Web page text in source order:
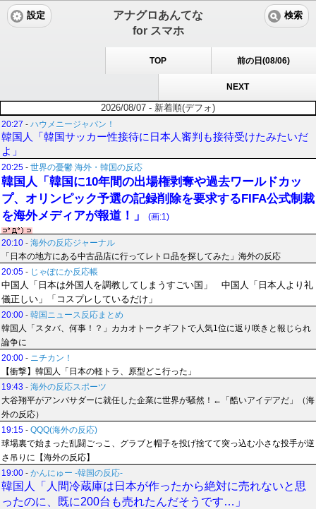
アナグロあんてな
for スマホ
設定 検索
TOP 前の日(08/06)
NEXT
2026/08/07 - 新着順(デフォ)
20:27 - ハウメニージャパン！
韓国人「韓国サッカー性接待に日本人審判も接待受けたみたいだ
よ」
20:25 - 世界の憂鬱 海外・韓国の反応
韓国人「韓国に10年間の出場権剥奪や過去ワールドカッ
プ、オリンピック予選の記録削除を要求するFIFA公式制裁
を海外メディアが報道！」
(画:1)
20:10 - 海外の反応ジャーナル
「日本の地方にある中古品店に行ってレトロ品を探してみた」海外の反応
20:05 - じゃぽにか反応帳
中国人「日本は外国人を調教してしまうすごい国」 中国人「日本人より礼
儀正しい」「コスプレしているだけ」
20:00 - 韓国ニュース反応まとめ
韓国人「スタバ、何事！？」カカオトークギフトで人気1位に返り咲きと報じられ
論争に
20:00 - ニチカン！
【衝撃】韓国人「日本の軽トラ、原型どこ行った」
19:43 - 海外の反応スポーツ
大谷翔平がアンバサダーに就任した企業に世界が騒然！←「酷いアイデアだ」（海
外の反応）
19:15 - QQQ(海外の反応)
球場裏で始まった乱闘ごっこ、グラブと帽子を投げ捨てて突っ込む小さな投手が逆
さ吊りに【海外の反応】
19:00 - かんにゅー -韓国の反応-
韓国人「人間冷蔵庫は日本が作ったから絶対に売れないと思
ったのに、既に200台も売れたんだそうです…」